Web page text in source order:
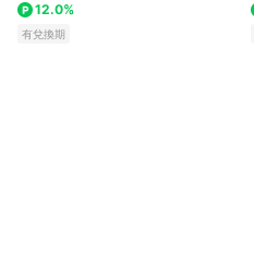
12.0%
有兌換期